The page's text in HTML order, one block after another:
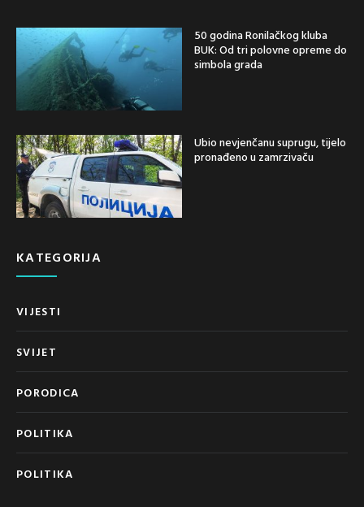
50 godina Ronilačkog kluba
BUK: Od tri polovne opreme do
simbola grada
Ubio nevjenčanu suprugu, tijelo
pronađeno u zamrzivaču
KATEGORIJA
VIJESTI
SVIJET
PORODICA
POLITIKA
POLITIKA